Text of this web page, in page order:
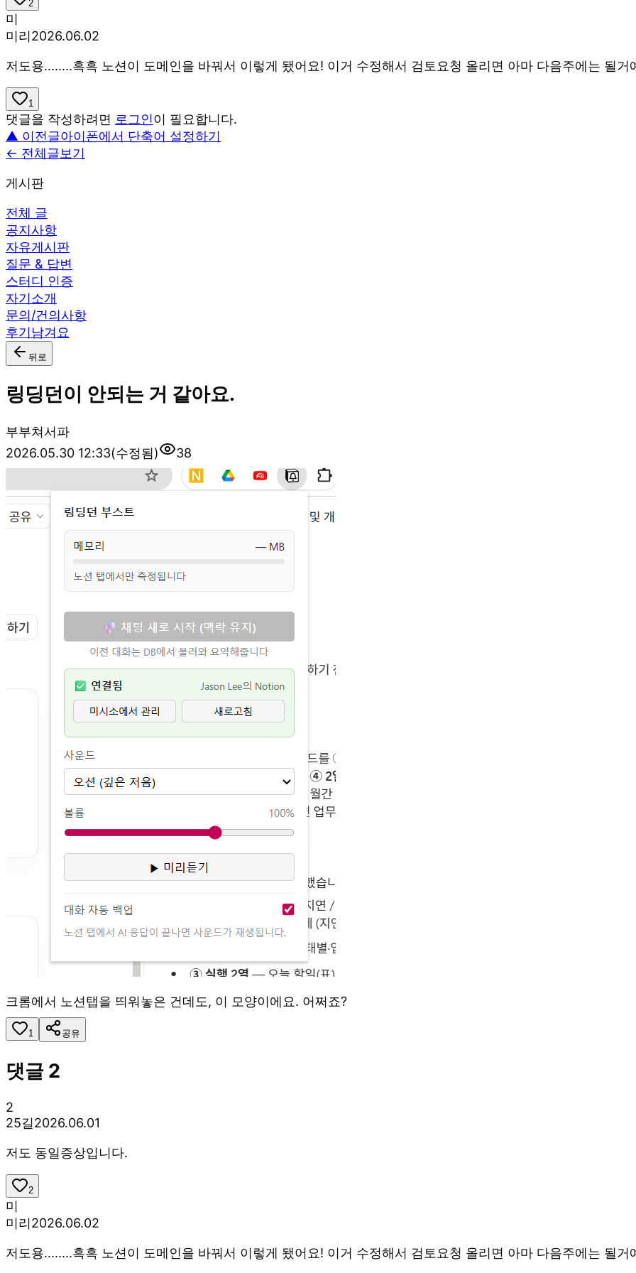
2
미
미리2026.06.02
저도용........흑흑 노션이 도메인을 바꿔서 이렇게 됐어요! 이거 수정해서 검토요청 올리면 아마 다음주에는 될거
1
댓글을 작성하려면 로그인이 필요합니다.
▲ 이전글아이폰에서 단축어 설정하기
← 전체글보기
게시판
전체 글
공지사항
자유게시판
질문 & 답변
스터디 인증
자기소개
문의/건의사항
후기남겨요
뒤로
링딩던이 안되는 거 같아요.
부부쳐서파
2026.05.30 12:33(수정됨) 38
크롬에서 노션탭을 띄워놓은 건데도, 이 모양이에요. 어쩌죠?
1 공유
댓글 2
2
25길2026.06.01
저도 동일증상입니다.
2
미
미리2026.06.02
저도용........흑흑 노션이 도메인을 바꿔서 이렇게 됐어요! 이거 수정해서 검토요청 올리면 아마 다음주에는 될거